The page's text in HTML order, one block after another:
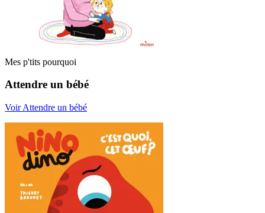
Mes p'tits pourquoi
Attendre un bébé
Voir Attendre un bébé